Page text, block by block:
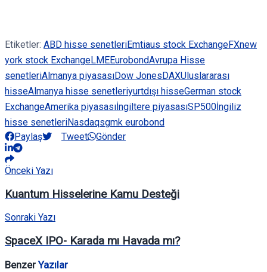
Etiketler: ABD hisse senetleriEmtiaus stock ExchangeFXnew
york stock ExchangeLMEEurobondAvrupa Hisse
senetleriAlmanya piyasasıDow JonesDAXUluslararası
hisseAlmanya hisse senetleriyurtdışı hisseGerman stock
ExchangeAmerika piyasasıİngiltere piyasasıSP500İngiliz
hisse senetleriNasdaqsgmk eurobond
Paylaş
Tweet Gönder
Önceki Yazı
Kuantum Hisselerine Kamu Desteği
Sonraki Yazı
SpaceX IPO- Karada mı Havada mı?
BenzerYazılar